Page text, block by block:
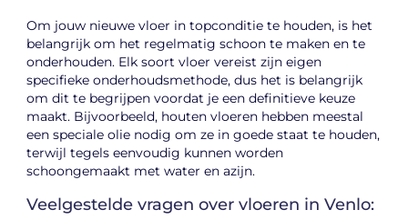
Om jouw nieuwe vloer in topconditie te houden, is het
belangrijk om het regelmatig schoon te maken en te
onderhouden. Elk soort vloer vereist zijn eigen
specifieke onderhoudsmethode, dus het is belangrijk
om dit te begrijpen voordat je een definitieve keuze
maakt. Bijvoorbeeld, houten vloeren hebben meestal
een speciale olie nodig om ze in goede staat te houden,
terwijl tegels eenvoudig kunnen worden
schoongemaakt met water en azijn.
Veelgestelde vragen over vloeren in Venlo: